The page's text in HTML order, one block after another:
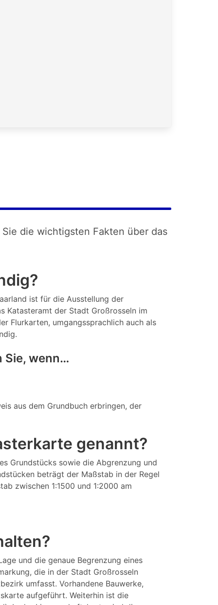
die wichtigsten Fakten über das
ist für die Ausstellung der
Katasteramt der Stadt Großrosseln im
Flurkarten, umgangssprachlich auch als
Sie, wenn…
aus dem Grundbuch erbringen, der
genannt?
Grundstücks sowie die Abgrenzung und
beträgt der Maßstab in der Regel
zwischen 1:1500 und 1:2000 am
und die genaue Begrenzung eines
die in der Stadt Großrosseln
umfasst. Vorhandene Bauwerke,
aufgeführt. Weiterhin ist die